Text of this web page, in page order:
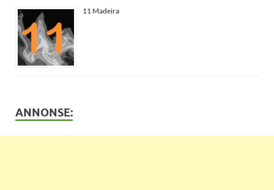
11 Madeira
ANNONSE: